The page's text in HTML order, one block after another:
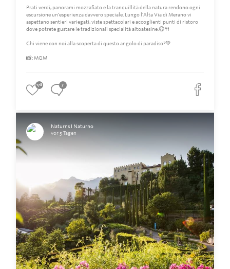
Prati verdi, panorami mozzafiato e la tranquillità della natura rendono ogni
escursione un'esperienza davvero speciale. Lungo l'Alta Via di Merano vi
aspettano sentieri variegati, viste spettacolari e accoglienti punti di ristoro
dove potrete gustare le tradizionali specialità altoatesine.😋🍴
Chi viene con noi alla scoperta di questo angolo di paradiso?💚
📸: MGM
178 7
Naturns I Naturno
vor 5 Tagen